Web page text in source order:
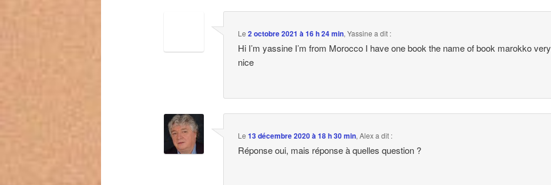
Le2 octobre 2021 à 16 h 24 min,Yassine a dit :
Hi I’m yassine I’m from Morocco I have one book the name of book marokko very
nice
Le13 décembre 2020 à 18 h 30 min,Alexa dit :
Réponse oui, mais réponse à quelles question ?